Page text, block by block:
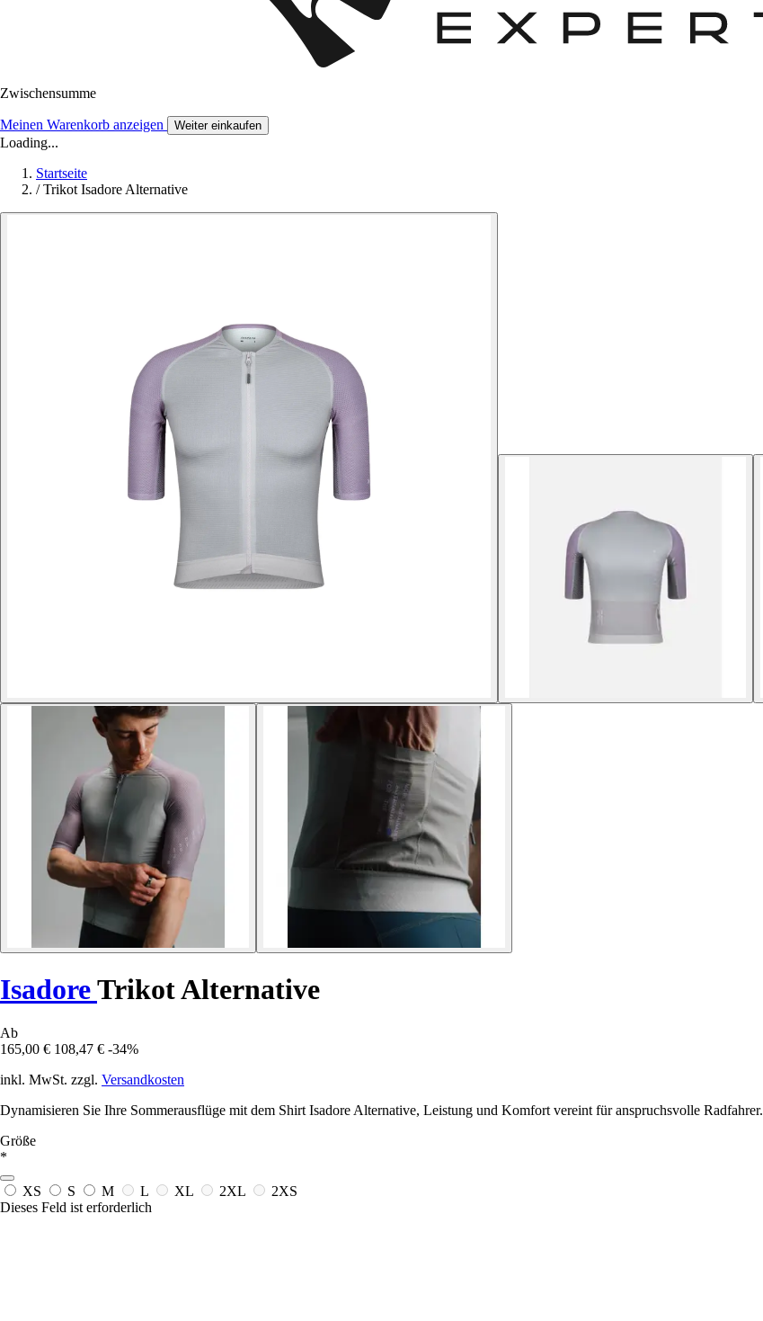
Zwischensumme
Meinen Warenkorb anzeigen Weiter einkaufen
Loading...
Startseite
/ Trikot Isadore Alternative
IsadoreTrikot Alternative
Ab
165,00 € 108,47 € -34%
inkl. MwSt. zzgl. Versandkosten
Dynamisieren Sie Ihre Sommerausflüge mit dem Shirt Isadore Alternative, Leistung und Komfort vereint für anspruchsvolle Radfahrer.
Größe
*
XS S M L XL 2XL
2XS
Dieses Feld ist erforderlich